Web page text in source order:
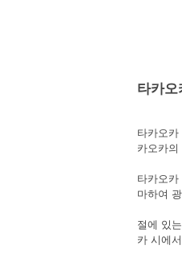
타카오
타카오
카오카
타카오
마하여
절에 있
카 시에